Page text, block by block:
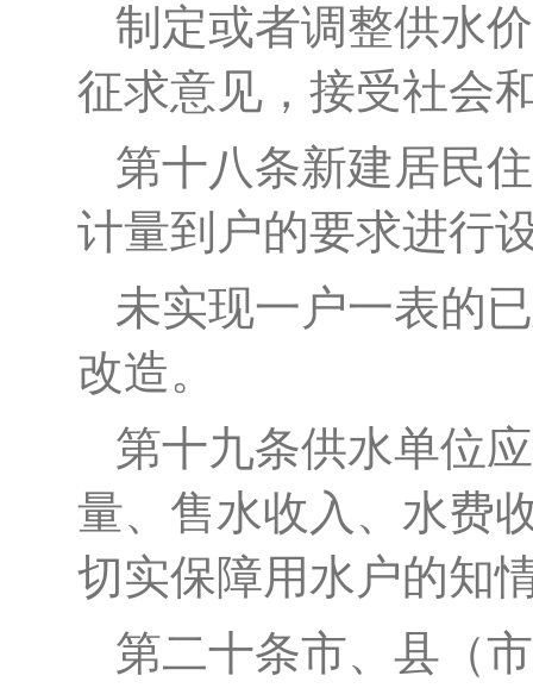
制定或者调整供水
征求意见，接受社会
第十八条新建居民
计量到户的要求进行
未实现一户一表的
改造。
第十九条供水单位
量、售水收入、 水费
切实保障用水户的知
第二十条市、县（